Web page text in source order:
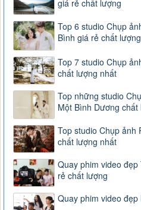
giá rẻ chất lượng
Top 6 studio Chụp
Bình giá rẻ chất lượng
Top 7 studio Chụp
chất lượng nhất
Top những studio
Một Bình Dương chất
Top studio Chụp ảnh
chất lượng nhất
Quay phim video
rẻ chất lượng
Quay phim video